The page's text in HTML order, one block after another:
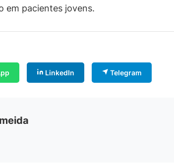
em pacientes jovens.
LinkedIn Telegram